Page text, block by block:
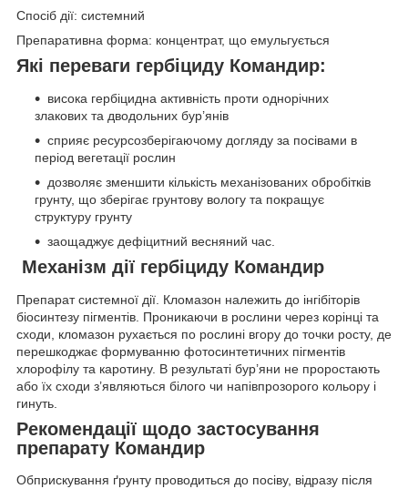
Спосіб дії: системний
Препаративна форма: концентрат, що емульгується
Які переваги гербіциду Командир:
висока гербіцидна активність проти однорічних
злакових та дводольних бур’янів
сприяє ресурсозберігаючому догляду за посівами в
період вегетації рослин
дозволяє зменшити кількість механізованих обробітків
грунту, що зберігає грунтову вологу та покращує
структуру грунту
заощаджує дефіцитний весняний час.
Механізм дії гербіциду Командир
Препарат системної дії. Кломазон належить до інгібіторів
біосинтезу пігментів. Проникаючи в рослини через корінці та
сходи, кломазон рухається по рослині вгору до точки росту, де
перешкоджає формуванню фотосинтетичних пігментів
хлорофілу та каротину. В результаті бур’яни не проростають
або їх сходи з’являються білого чи напівпрозорого кольору і
гинуть.
Рекомендації щодо застосування
препарату Командир
Обприскування ґрунту проводиться до посіву, відразу після